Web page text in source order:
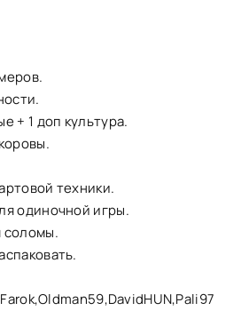
+ 1 доп культура.
техники.
одиночной игры.
соломы.